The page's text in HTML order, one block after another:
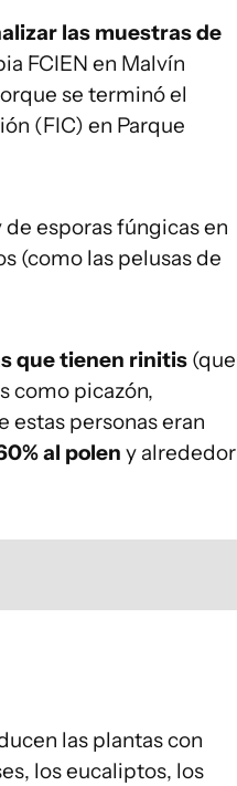
las muestras de
FCIEN en Malvín
se terminó el
(FIC) en Parque
esporas fúngicas en
(como las pelusas de
que tienen rinitis (que
como picazón,
estas personas eran
al polen y alrededor
las plantas con
los eucaliptos, los